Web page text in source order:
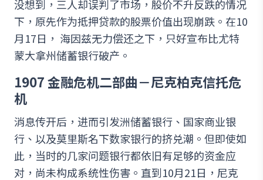
没想到，三人却误判了市场，股价不升反跌的情况
下，原先作为抵押贷款的股票价值出现崩跌。在10
月17日， 海因兹无力偿还之下，只好宣布比尤特
蒙大拿州储蓄银行破产。
1907 金融危机二部曲－尼克柏克信托危
机
消息传开后，进而引发洲储蓄银行、国家商业银
行、以及莫里斯名下数家银行的挤兑潮。但即使如
此，当时的几家问题银行都依旧有足够的资金应
对，尚未构成系统性伤害。直到10月21日，尼克